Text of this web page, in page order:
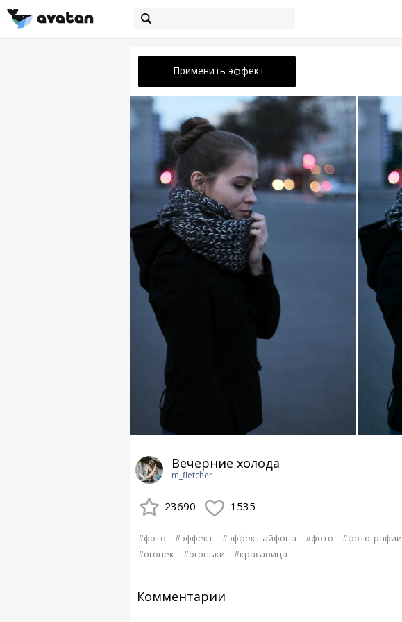
Применить эффект
Вечерние холода
m_fletcher
23690 1535
#фото #эффект #эффект айфона #фото #фотографии
#огонек
#огоньки #красавица
Комментарии